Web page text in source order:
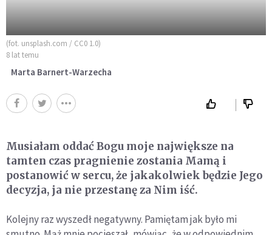
(fot. unsplash.com / CC0 1.0)
8 lat temu
Marta Barnert-Warzecha
Musiałam oddać Bogu moje największe na
tamten czas pragnienie zostania Mamą i
postanowić w sercu, że jakakolwiek będzie Jego
decyzja, ja nie przestanę za Nim iść.
Kolejny raz wyszedł negatywny. Pamiętam jak było mi